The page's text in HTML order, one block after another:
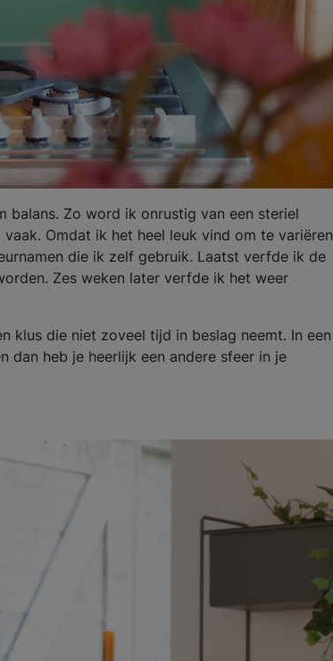
balans. Zo word ik onrustig van een steriel
Omdat ik het heel leuk vind om te variëren
die ik zelf gebruik. Laatst verfde ik de
Zes weken later verfde ik het weer
klus die niet zoveel tijd in beslag neemt. In een
dan heb je heerlijk een andere sfeer in je